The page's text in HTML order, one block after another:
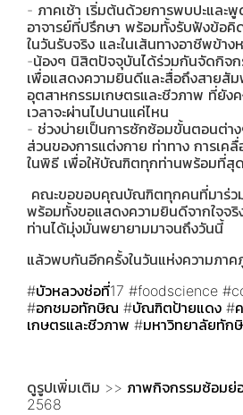
- ภาคเช้า เริ่มต้นด้วยการพบปะและ
อาจารย์ที่ปรึกษา พร้อมทั้งรับฟังข้อคิ
ในวันรับจริง และในเส้นทางอาชีพข้าง
-น้องๆ นิสิตปัจจุบันได้ร่วมกันจัดกิจ
เพื่อแสดงความยินดีและสื่อถึงสายสั
อุตสาหกรรมเกษตรและชีวภาพ ที่ยังค
เวลาจะผ่านไปนานแค่ไหน
- ช่วงบ่ายเป็นการซักซ้อมขั้นตอนต่าง
ส่วนของการแต่งกาย ท่าทาง การเค
ในพิธี เพื่อให้บัณฑิตทุกท่านพร้อมที่สุ
คณะขอขอบคุณบัณฑิตทุกคนที่มาร่ว
พร้อมทั้งขอแสดงความยินดีจากใจจริ
ท่านได้มุ่งมั่นพยายามมาจนถึงวันนี้
แล้วพบกันอีกครั้งในวันแห่งความภาค
#บัวหลวงช่อที่17 #foodscience
#อกชมอทักษิณ #บัณฑิตป้ายแดง #
เกษตรและชีวภาพ #มหาวิทยาลัยทัก
ดูรูปเพิ่มเติม >> ภาพกิจกรรมซ้อมย่
2568